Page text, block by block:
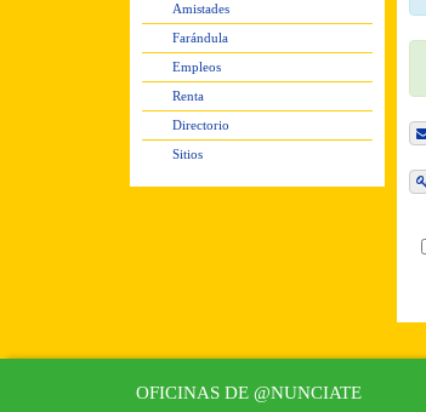
Amistades
Farándula
Empleos
Renta
Directorio
Sitios
OFICINAS DE @NUNCIATE